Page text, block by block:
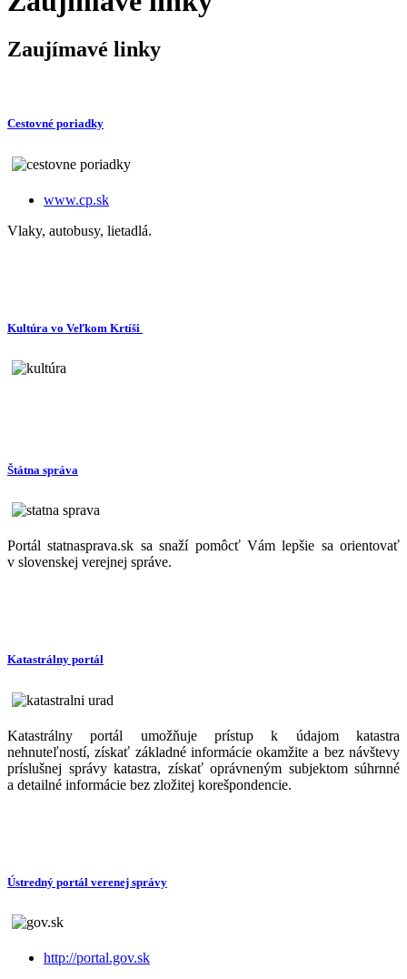
Zaujímavé linky
Cestovné poriadky
www.cp.sk
Vlaky, autobusy, lietadlá.
Kultúra vo Veľkom Krtíši
Štátna správa
Portál statnasprava.sk sa snaží pomôcť Vám lepšie sa orientovať
v slovenskej verejnej správe.
Katastrálny portál
Katastrálny portál umožňuje prístup k údajom katastra
nehnuteľností, získať základné informácie okamžite a bez návštevy
príslušnej správy katastra, získať oprávneným subjektom súhrnné
a detailné informácie bez zložitej korešpondencie.
Ústredný portál verenej správy
http://portal.gov.sk